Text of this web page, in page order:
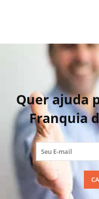
Quer ajuda
Franquia